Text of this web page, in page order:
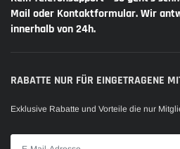
Mail oder Kontaktformular. Wir
innerhalb von 24h.
RABATTE NUR FÜR EINGETRAGENE
Exklusive Rabatte und Vorteile die nur